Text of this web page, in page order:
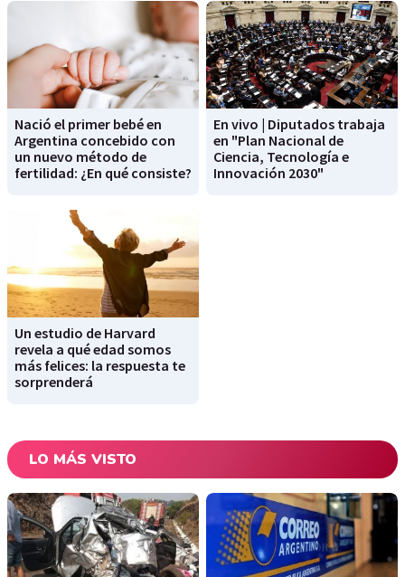
Nació el primer bebé en
Argentina concebido con
un nuevo método de
fertilidad: ¿En qué consiste?
En vivo | Diputados trabaja
en "Plan Nacional de
Ciencia, Tecnología e
Innovación 2030"
Un estudio de Harvard
revela a qué edad somos
más felices: la respuesta te
sorprenderá
LO MÁS VISTO